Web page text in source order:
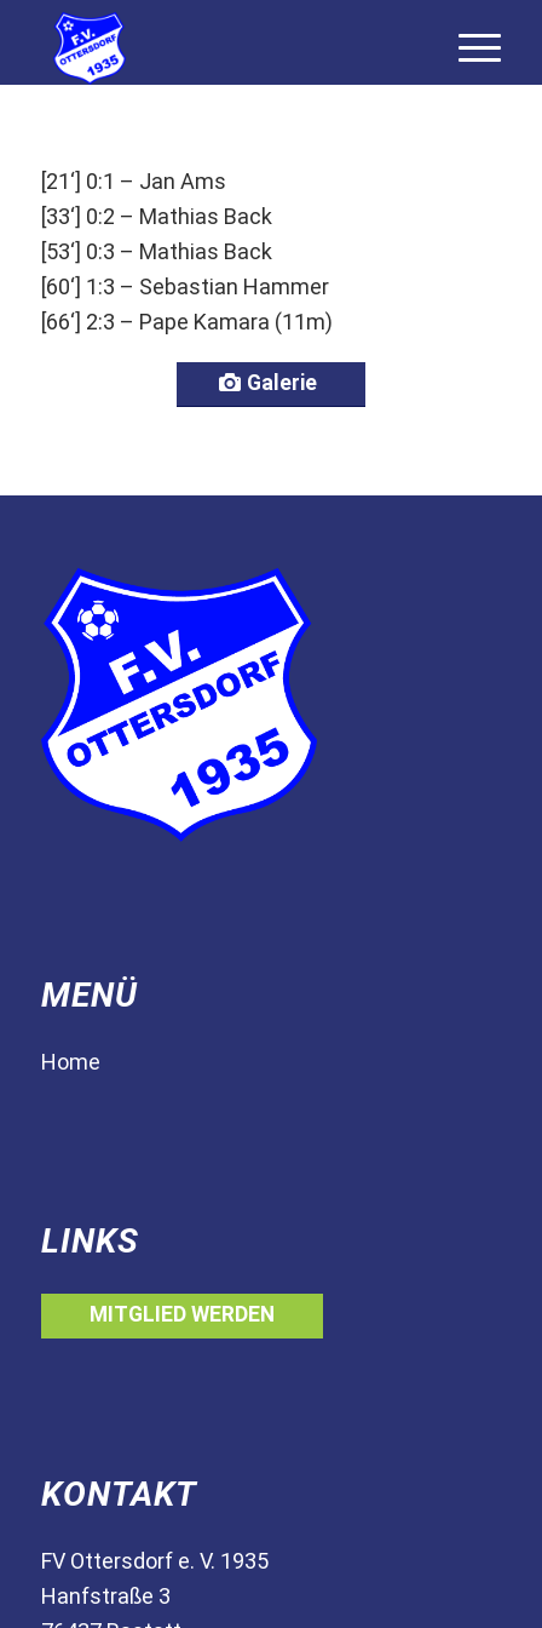
[21‘] 0:1 – Jan Ams
[33‘] 0:2 – Mathias Back
[53‘] 0:3 – Mathias Back
[60‘] 1:3 – Sebastian Hammer
[66‘] 2:3 – Pape Kamara (11m)
Galerie
MENÜ
Home
LINKS
MITGLIED WERDEN
KONTAKT
FV Ottersdorf e. V. 1935
Hanfstraße 3